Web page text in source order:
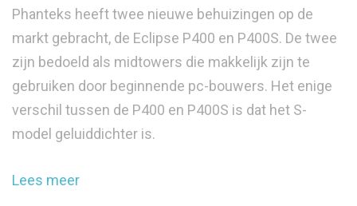
Phanteks heeft twee nieuwe behuizingen op de
markt gebracht, de Eclipse P400 en P400S. De twee
zijn bedoeld als midtowers die makkelijk zijn te
gebruiken door beginnende pc-bouwers. Het enige
verschil tussen de P400 en P400S is dat het S-
model geluiddichter is.
Lees meer